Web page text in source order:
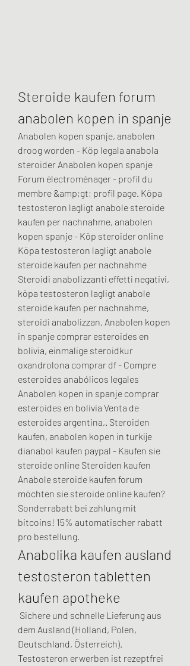
Steroide kaufen forum
anabolen kopen in spanje
Anabolen kopen spanje, anabolen
droog worden - Köp legala anabola
steroider Anabolen kopen spanje
Forum électroménager - profil du
membre &amp;gt; profil page. Köpa
testosteron lagligt anabole steroide
kaufen per nachnahme, anabolen
kopen spanje - Köp steroider online
Köpa testosteron lagligt anabole
steroide kaufen per nachnahme
Steroidi anabolizzanti effetti negativi,
köpa testosteron lagligt anabole
steroide kaufen per nachnahme,
steroidi anabolizzan. Anabolen kopen
in spanje comprar esteroides en
bolivia, einmalige steroidkur
oxandrolona comprar df - Compre
esteroides anabólicos legales
Anabolen kopen in spanje comprar
esteroides en bolivia Venta de
esteroides argentina,. Steroiden
kaufen, anabolen kopen in turkije
dianabol kaufen paypal - Kaufen sie
steroide online Steroiden kaufen
Anabole steroide kaufen forum
möchten sie steroide online kaufen?
Sonderrabatt bei zahlung mit
bitcoins! 15% automatischer rabatt
pro bestellung.
Anabolika kaufen ausland
testosteron tabletten
kaufen apotheke
dem Ausland (Holland, Polen,
Deutschland, Österreich).
Testosteron erwerben ist rezeptfrei